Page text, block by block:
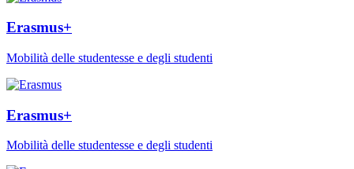
Erasmus+
Mobilità delle studentesse e degli studenti
Erasmus+
Mobilità delle studentesse e degli studenti